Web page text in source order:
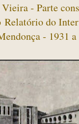
- Parte
Relatório do
- 1931 a